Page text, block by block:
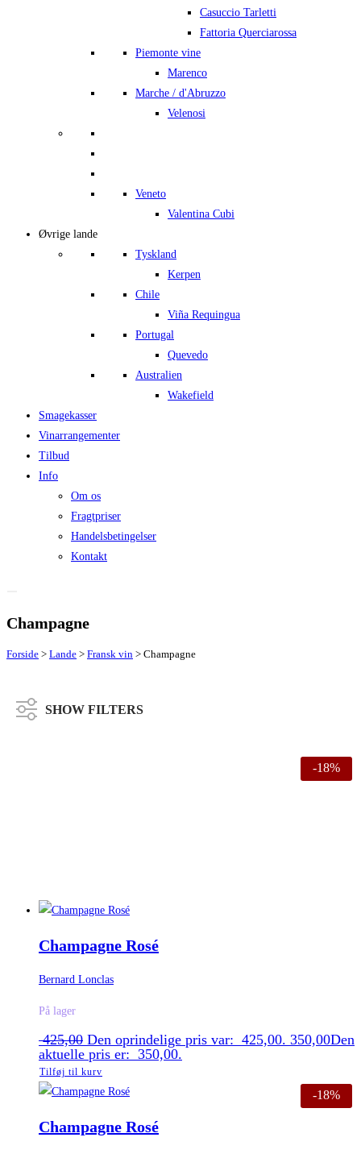
Casuccio Tarletti
Fattoria Querciarossa
Piemonte vine
Marenco
Marche / d'Abruzzo
Velenosi
Veneto
Valentina Cubi
Øvrige lande
Tyskland
Kerpen
Chile
Viña Requingua
Portugal
Quevedo
Australien
Wakefield
Smagekasser
Vinarrangementer
Tilbud
Info
Om os
Fragtpriser
Handelsbetingelser
Kontakt
Champagne
Forside > Lande > Fransk vin > Champagne
SHOW FILTERS
Druer -18%
Champagne Rosé
Bernard Lonclas
På lager
425,00 Den oprindelige pris var: 425,00. 350,00Den
aktuelle pris er: 350,00.
Tilføj til kurv
-18%
Champagne Rosé